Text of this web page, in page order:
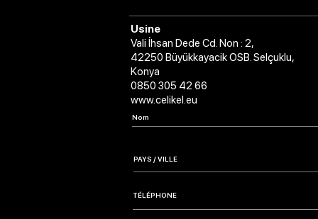
Usine
Vali İhsan Dede Cd. Non : 2,
42250 Büyükkayacik OSB. Selçuklu,
Konya
0850 305 42 66
www.celikel.eu